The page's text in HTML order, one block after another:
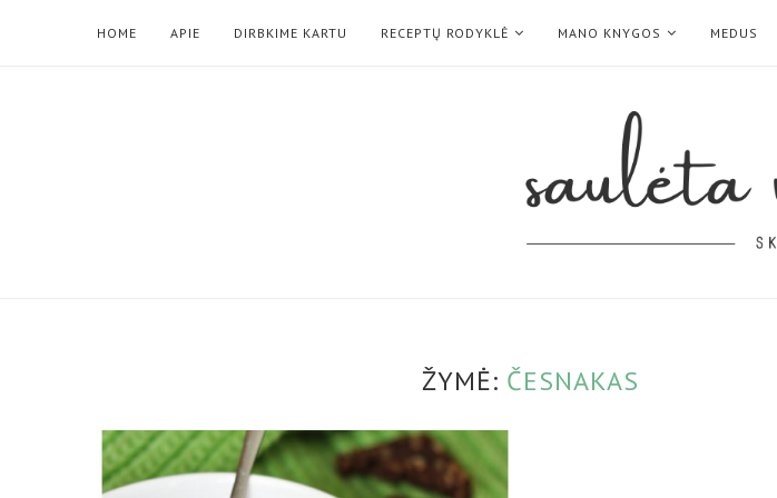
HOME APIE DIRBKIME KARTU RECEPTŲ RODYKLĖ MANO KNYGOS MEDUS
ŽYMĖ: ČESNAKAS